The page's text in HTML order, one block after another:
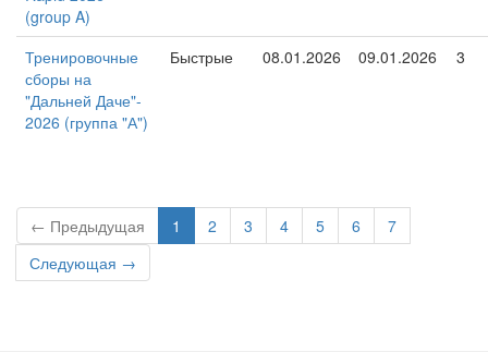
(group A)
Тренировочные
сборы на
"Дальней Даче"-
2026 (группа "А")
Быстрые 08.01.2026 09.01.2026 3
← Предыдущая 1 2 3 4 5 6
7
Следующая →